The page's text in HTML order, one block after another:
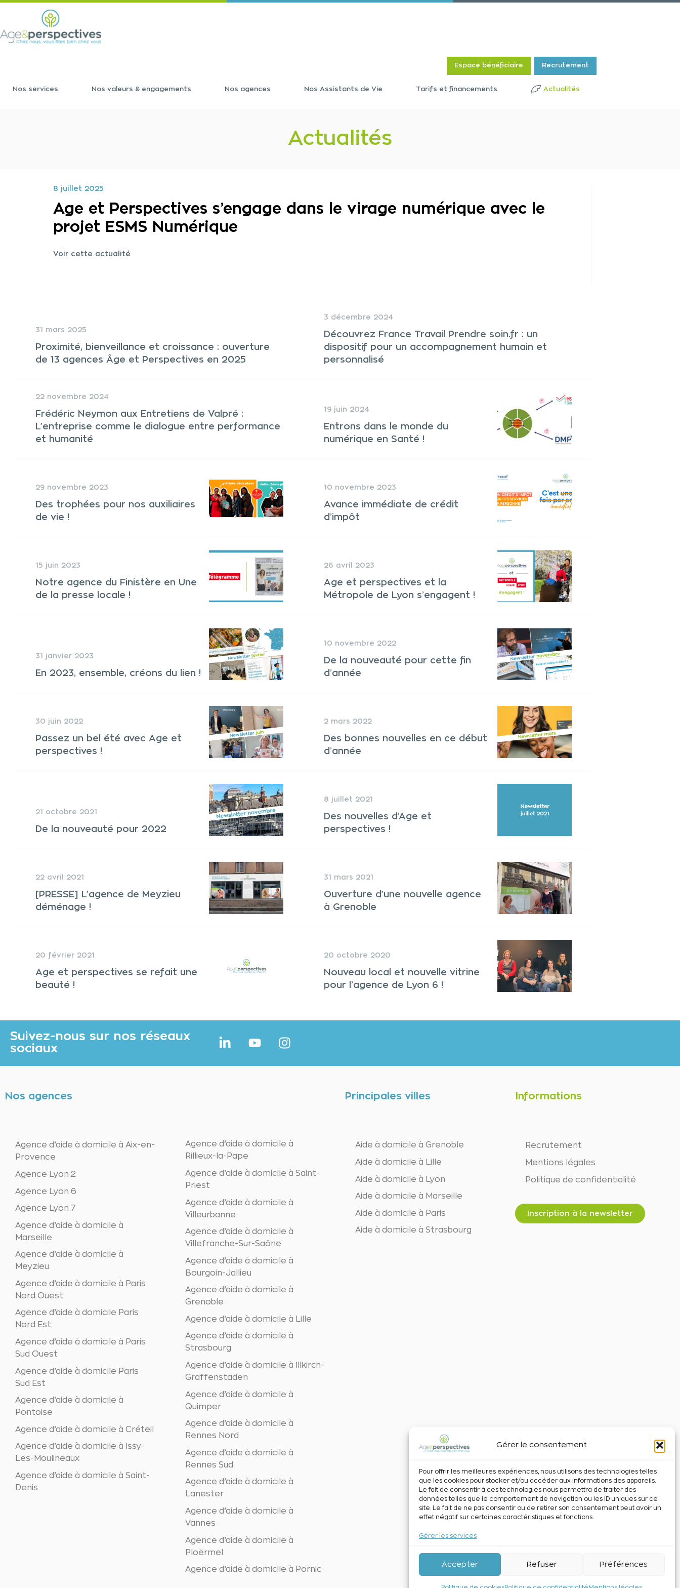
Gérer le consentement
Pour offrir les meilleures expériences, nous utilisons des technologies telles
que les cookies pour stocker et/ou accéder aux informations des appareils.
Le fait de consentir à ces technologies nous permettra de traiter des
données telles que le comportement de navigation ou les ID uniques sur ce
site. Le fait de ne pas consentir ou de retirer son consentement peut avoir un
effet négatif sur certaines caractéristiques et fonctions.
Gérer les services
Accepter Refuser Préférences
Nos services Nos valeurs & engagements Nos agences Nos Assistants de Vie Tarifs et financements Actualités
Recrutement
Espace bénéficiaire
Actualités
Age et Perspectives s’engage dans le virage numérique avec le
projet ESMS Numérique
8 juillet 2025
Voir cette actualité
Proximité, bienveillance et croissance : ouverture
de 13 agences Âge et Perspectives en 2025
31 mars 2025
Découvrez France Travail Prendre soin.fr : un
dispositif pour un accompagnement humain et
personnalisé
3 décembre 2024
Frédéric Neymon aux Entretiens de Valpré :
L’entreprise comme le dialogue entre performance
et humanité
22 novembre 2024
Entrons dans le monde du
numérique en Santé !
19 juin 2024
Des trophées pour nos auxiliaires
de vie !
29 novembre 2023
Avance immédiate de crédit
d’impôt
10 novembre 2023
Notre agence du Finistère en Une
de la presse locale !
15 juin 2023
Age et perspectives et la
Métropole de Lyon s’engagent !
26 avril 2023
En 2023, ensemble, créons du lien !
31 janvier 2023
De la nouveauté pour cette fin
d’année
10 novembre 2022
Passez un bel été avec Age et
perspectives !
30 juin 2022
Des bonnes nouvelles en ce début
d’année
2 mars 2022
De la nouveauté pour 2022
21 octobre 2021
Des nouvelles d’Age et
perspectives !
8 juillet 2021
[PRESSE] L’agence de Meyzieu
déménage !
22 avril 2021
Ouverture d’une nouvelle agence
à Grenoble
31 mars 2021
Age et perspectives se refait une
beauté !
20 février 2021
Nouveau local et nouvelle vitrine
pour l’agence de Lyon 6 !
20 octobre 2020
Suivez-nous sur nos réseaux
sociaux
Nos agences
Agence d’aide à domicile à Aix-en-
Provence
Agence Lyon 2
Agence Lyon 6
Agence Lyon 7
Agence d’aide à domicile à
Marseille
Agence d’aide à domicile à
Meyzieu
Agence d’aide à domicile à Paris
Nord Ouest
Agence d’aide à domicile Paris
Nord Est
Agence d’aide à domicile à Paris
Sud Ouest
Agence d’aide à domicile Paris
Sud Est
Agence d’aide à domicile à
Pontoise
Agence d’aide à domicile à Créteil
Agence d’aide à domicile à Issy-
Les-Moulineaux
Agence d’aide à domicile à Saint-
Denis
Agence d’aide à domicile à
Rillieux-la-Pape
Agence d’aide à domicile à Saint-
Priest
Agence d’aide à domicile à
Villeurbanne
Agence d’aide à domicile à
Villefranche-Sur-Saône
Agence d’aide à domicile à
Bourgoin-Jallieu
Agence d’aide à domicile à
Grenoble
Agence d’aide à domicile à Lille
Agence d’aide à domicile à
Strasbourg
Agence d’aide à domicile à Illkirch-
Graffenstaden
Agence d’aide à domicile à
Quimper
Agence d’aide à domicile à
Rennes Nord
Agence d’aide à domicile à
Rennes Sud
Agence d’aide à domicile à
Lanester
Agence d’aide à domicile à
Vannes
Agence d’aide à domicile à
Ploërmel
Agence d’aide à domicile à Pornic
Principales villes
Aide à domicile à Grenoble
Aide à domicile à Lille
Aide à domicile à Lyon
Aide à domicile à Marseille
Aide à domicile à Paris
Aide à domicile à Strasbourg
Informations
Recrutement
Mentions légales
Politique de confidentialité
Inscription à la newsletter